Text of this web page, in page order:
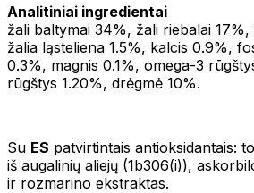
Analitiniai ingredientai
žali baltymai 34%, žali riebalai
žalia ląsteliena 1.5%, kalcis 0.9%,
0.3%, magnis 0.1%, omega-3
rūgštys 1.20%, drėgmė 10%.
Su ES patvirtintais antioksidantais:
iš augalinių aliejų (1b306(i)),
ir rozmarino ekstraktas.